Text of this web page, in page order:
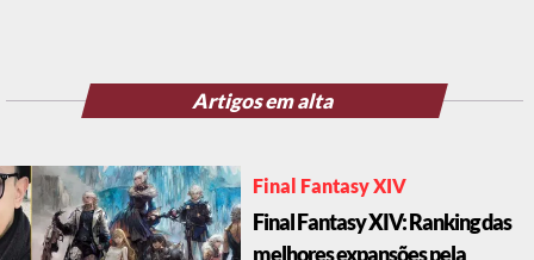
Artigos em alta
Final Fantasy XIV
Final Fantasy XIV: Ranking das